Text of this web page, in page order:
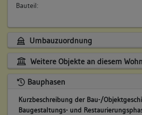
Bauteil:
Umbauzuordnung
Weitere Objekte an diesem
Bauphasen
Kurzbeschreibung der Bau-/
Baugestaltungs- und